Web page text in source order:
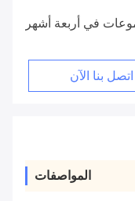
اتصل بنا الآن
المواصفات